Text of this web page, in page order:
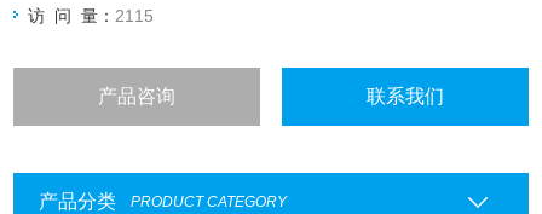
访 问 量： 2115
产品咨询 联系我们
产品分类 PRODUCT CATEGORY